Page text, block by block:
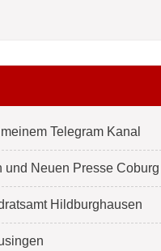
Telegram Kanal
und Neuen Presse
Hildburghausen